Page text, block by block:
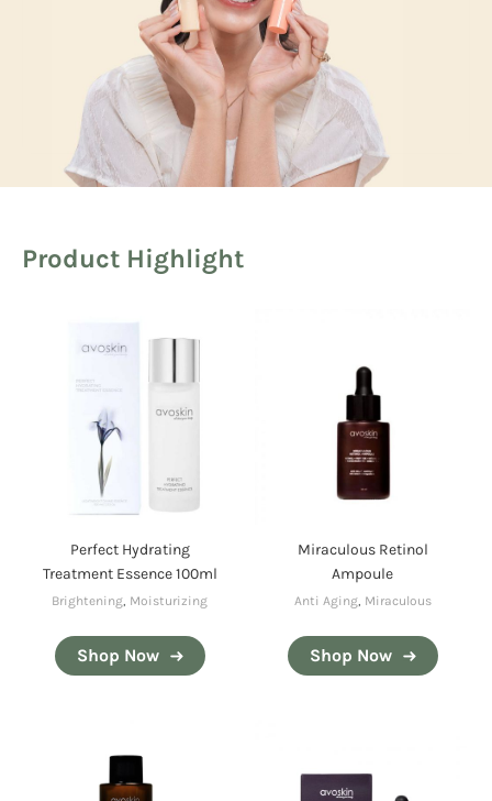
Product Highlight
Perfect Hydrating
Treatment Essence 100ml
Brightening, Moisturizing
Shop Now
Miraculous Retinol
Ampoule
Anti Aging, Miraculous
Shop Now